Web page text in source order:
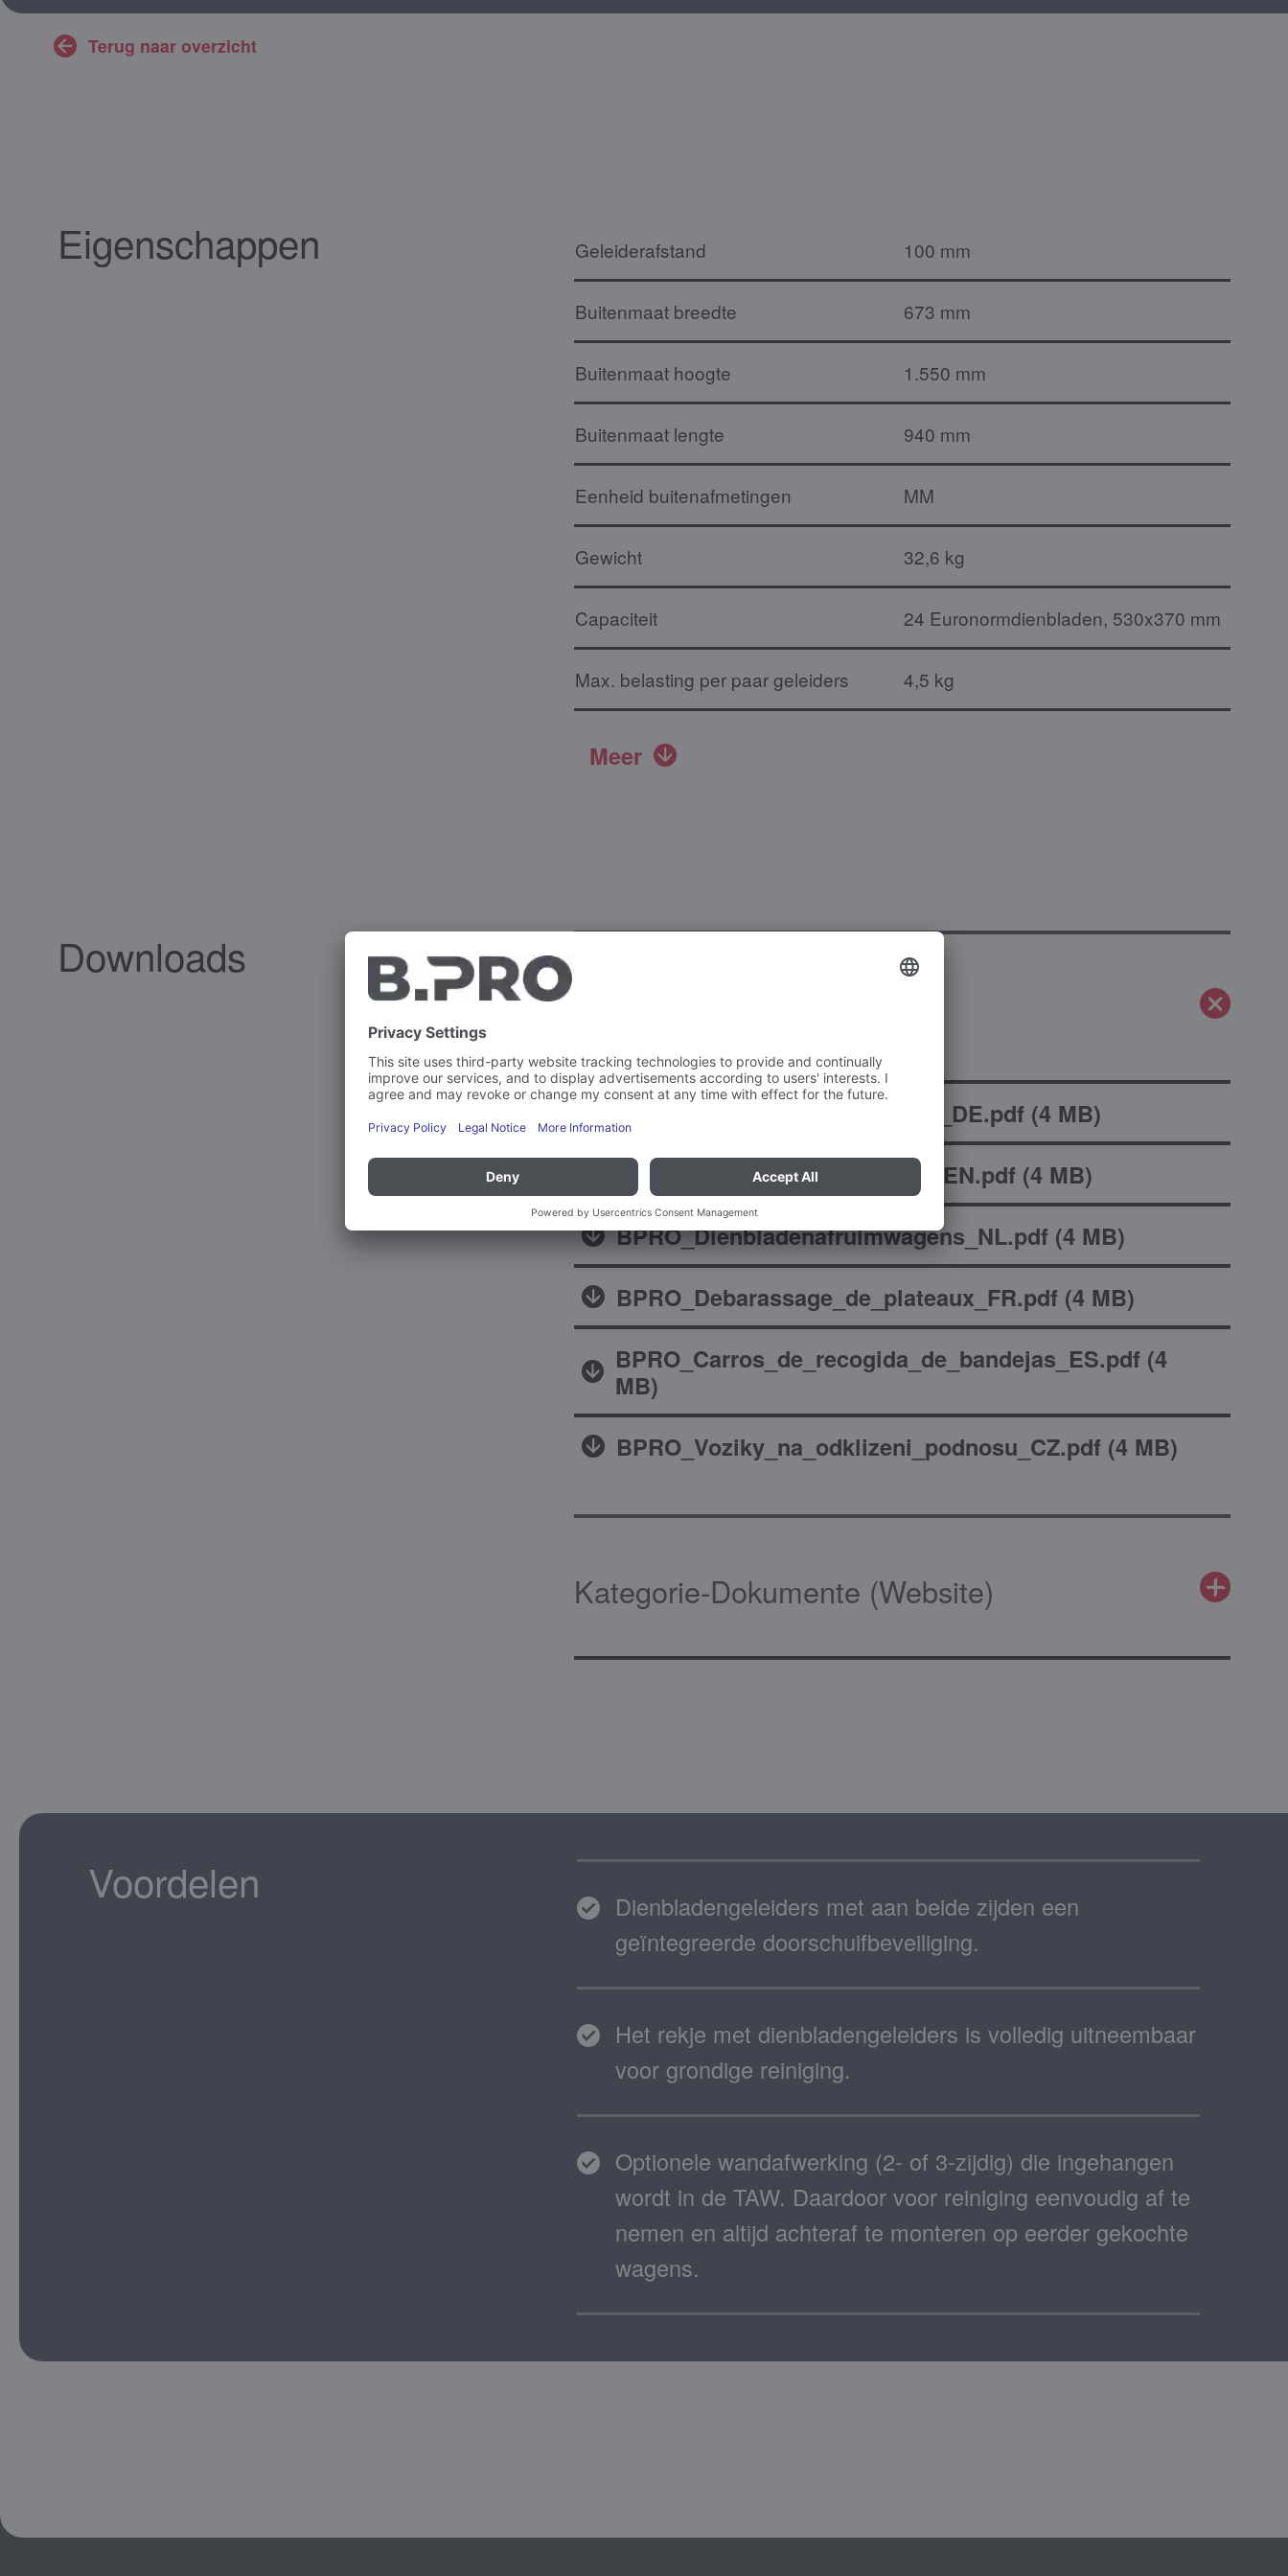
Terug naar overzicht
Eigenschappen Geleiderafstand 100 mm
Buitenmaat breedte 673 mm
Buitenmaat hoogte 1.550 mm
Buitenmaat lengte 940 mm
Eenheid buitenafmetingen MM
Gewicht 32,6 kg
Capaciteit 24 Euronormdienbladen, 530x370 mm
Max. belasting per paar geleiders 4,5 kg
Meer
Downloads
BPRO_Tablett-Abraeumwagen_DE.pdf(4 MB)
BPRO_Tray_clearing_trolleys_EN.pdf(4 MB)
BPRO_Dienbladenafruimwagens_NL.pdf(4 MB)
BPRO_Debarassage_de_plateaux_FR.pdf(4 MB)
BPRO_Carros_de_recogida_de_bandejas_ES.pdf (4
MB)
BPRO_Voziky_na_odklizeni_podnosu_CZ.pdf(4 MB)
Kategorie-Dokumente (Website)
Voordelen
Dienbladengeleiders met aan beide zijden een
geïntegreerde doorschuifbeveiliging.
Het rekje met dienbladengeleiders is volledig uitneembaar
voor grondige reiniging.
Optionele wandafwerking (2- of 3-zijdig) die ingehangen
wordt in de TAW. Daardoor voor reiniging eenvoudig af te
nemen en altijd achteraf te monteren op eerder gekochte
wagens.